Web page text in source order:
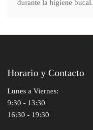
durante la higiene bucal.
Horario y Contacto
Lunes a Viernes:
9:30 - 13:30
16:30 - 19:30